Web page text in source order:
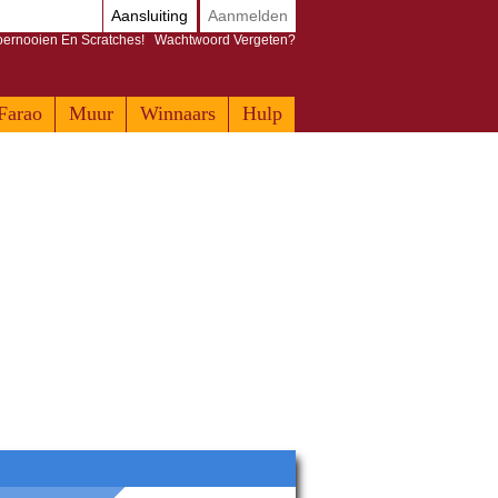
Muur Winnaars Hulp
Aansluiting Aanmelden
En Scratches! Wachtwoord Vergeten?